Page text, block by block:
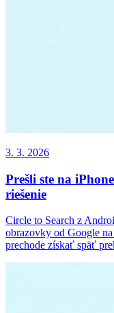
3. 3. 2026
Prešli ste na
riešenie
Circle to Search z
obrazovky od Google
prechode získať späť